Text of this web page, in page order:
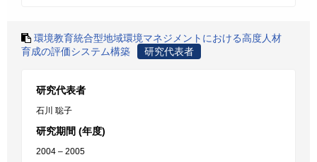
環境教育統合型地域環境マネジメントにおける高度人材
育成の評価システム構築
研究代表者
研究代表者
石川 聡子
研究期間 (年度)
2004 – 2005